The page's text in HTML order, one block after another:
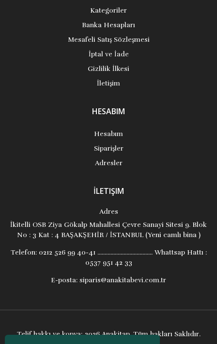
Kategoriler
Banka Hesapları
Mesafeli Satış Sözleşmesi
İptal ve İade
Gizlilik İlkesi
İletişim
HESABIM
Hesabım
Siparişler
Adresler
İLETIŞIM
Adres
İkitelli OSB Ziya Gökalp Mahallesi Çevre Sanayi Sitesi 9. Blok
No : 3 Kat : 4 BAŞAKŞEHİR / İSTANBUL (Yeni camlı bina )
Telefon:0212 526 99 40-41 ...................................... Whattsap Hattı :
0537 951 42 33
E-posta: siparis@anakitabevi.com.tr
Telif hakkı ve kopya; 2026 Anakitap. Tüm hakları Saklıdır.